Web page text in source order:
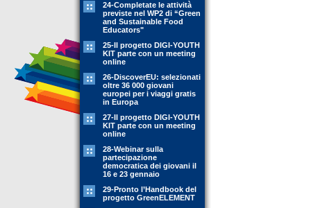
24-Completate le attività
previste nel WP2 di “Green
and Sustainable Food
Educators"
25-Il progetto DIGI-YOUTH
KIT parte con un meeting
online
26-DiscoverEU: selezionati
oltre 36 000 giovani
europei per i viaggi gratis
in Europa
27-Il progetto DIGI-YOUTH
KIT parte con un meeting
online
28-Webinar sulla
partecipazione
democratica dei giovani il
16 e 23 gennaio
29-Pronto l’Handbook del
progetto GreenELEMENT